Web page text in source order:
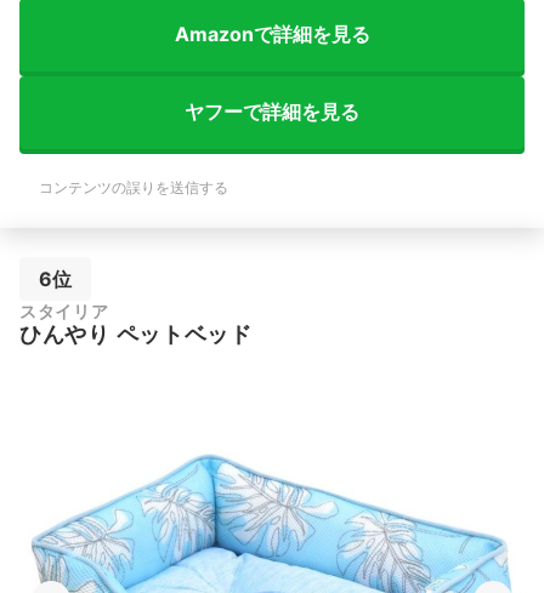
Amazonで詳細を見る
ヤフーで詳細を見る
コンテンツの誤りを送信する
6位
スタイリア
ひんやり ペットベッド